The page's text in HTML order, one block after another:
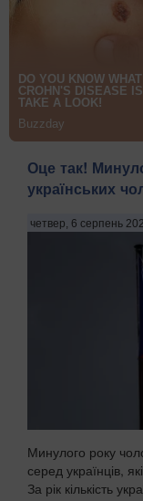
Оце так!
українських
четвер, 6 серпень
Минулого року
серед українців,
За рік кількість